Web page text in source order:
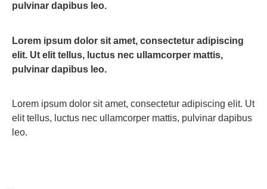
pulvinar dapibus leo.
Lorem ipsum dolor sit amet, consectetur adipiscing
elit. Ut elit tellus, luctus nec ullamcorper mattis,
pulvinar dapibus leo.
Lorem ipsum dolor sit amet, consectetur adipiscing elit. Ut
elit tellus, luctus nec ullamcorper mattis, pulvinar dapibus
leo.